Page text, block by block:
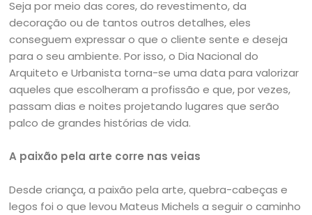
Seja por meio das cores, do revestimento, da
decoração ou de tantos outros detalhes, eles
conseguem expressar o que o cliente sente e deseja
para o seu ambiente. Por isso, o Dia Nacional do
Arquiteto e Urbanista torna-se uma data para valorizar
aqueles que escolheram a profissão e que, por vezes,
passam dias e noites projetando lugares que serão
palco de grandes histórias de vida.
A paixão pela arte corre nas veias
Desde criança, a paixão pela arte, quebra-cabeças e
legos foi o que levou Mateus Michels a seguir o caminho